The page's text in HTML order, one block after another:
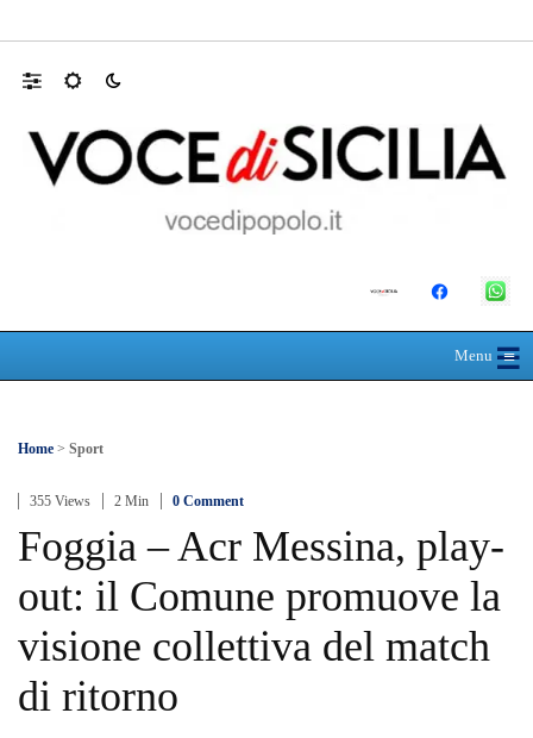
Menu≡
☰
Home > Sport
355 Views 2 Min 0 Comment
Foggia – Acr Messina, play-
out: il Comune promuove la
visione collettiva del match
di ritorno